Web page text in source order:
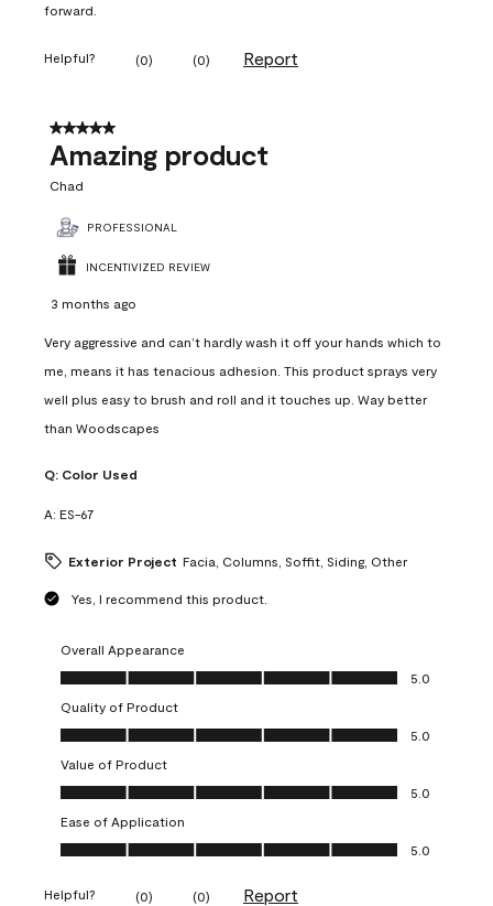
forward.
Helpful? (0) (0) Report
5 out of 5 stars.
Amazing product
Chad
PROFESSIONAL
INCENTIVIZED REVIEW
3 months ago
Very aggressive and can’t hardly wash it off your hands which to
me, means it has tenacious adhesion. This product sprays very
well plus easy to brush and roll and it touches up. Way better
than Woodscapes
Q: Color Used
A: ES-67
Exterior Project Facia, Columns, Soffit, Siding, Other
Yes, I recommend this product.
Overall Appearance
Overall Appearance, 5.0 out of 5
5.0
Quality of Product
Quality of Product, 5.0 out of 5
5.0
Value of Product
Value of Product, 5.0 out of 5
5.0
Ease of Application
Ease of Application, 5.0 out of 5
5.0
Helpful? (0) (0) Report